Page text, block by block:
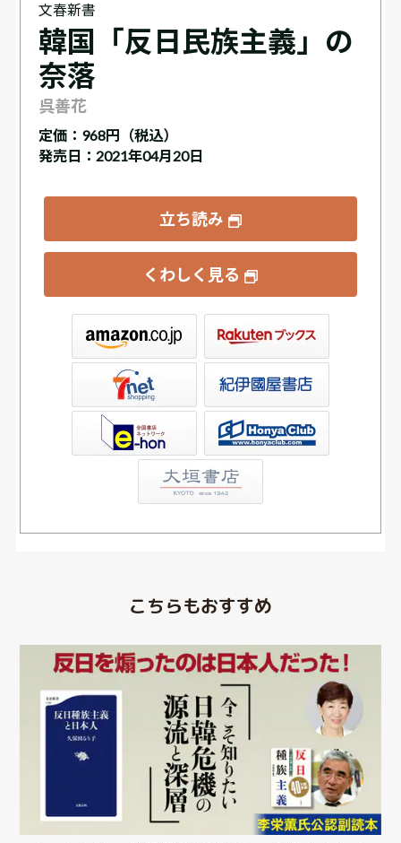
文春新書
韓国「反日民族主義」の
奈落
呉善花
定価： 968円（税込）
発売日：2021年04月20日
立ち読み
くわしく見る
書店ウェブストア
こちらもおすすめ